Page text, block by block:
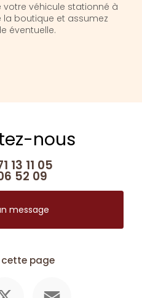
véhicule stationné à
la boutique et assumez
éventuelle.
nous
13 11 05
52 09
message
page